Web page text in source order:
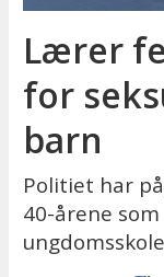
Lærer
for
barn
Politiet har
40-årene